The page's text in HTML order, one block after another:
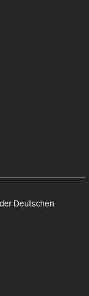
Deutschen